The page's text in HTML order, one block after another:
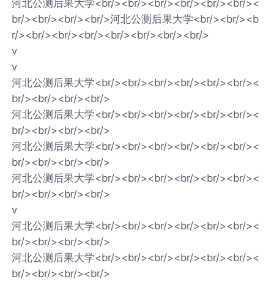
河北公测后果大学<br/><br/><br/><br/><br/><br/><
br/><br/><br/><br/>河北公测后果大学<br/><br/><b
r/><br/><br/><br/><br/><br/><br/><br/>
v
v
河北公测后果大学<br/><br/><br/><br/><br/><br/><
br/><br/><br/><br/>
河北公测后果大学<br/><br/><br/><br/><br/><br/><
br/><br/><br/><br/>
河北公测后果大学<br/><br/><br/><br/><br/><br/><
br/><br/><br/><br/>
河北公测后果大学<br/><br/><br/><br/><br/><br/><
br/><br/><br/><br/>
v
河北公测后果大学<br/><br/><br/><br/><br/><br/><
br/><br/><br/><br/>
河北公测后果大学<br/><br/><br/><br/><br/><br/><
br/><br/><br/><br/>